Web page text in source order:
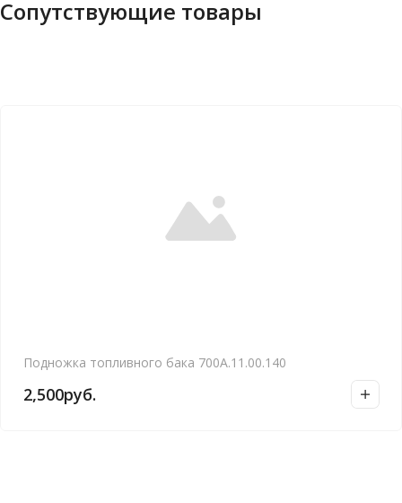
Сопутствующие товары
Подножка топливного бака 700А.11.00.140
2,500руб.